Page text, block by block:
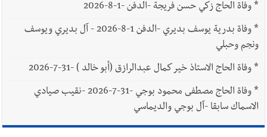
*وفاة الحاج زكي حسن فريجة -الدفن -1-8-2026
*
وفاة بدرية يوسف بديري -الدفن 1-8-2026 - آل بديري ويوسف
ونجم وحبلي
*وفاة الحاج الاستاذ خير كمال عبدالرازق (أبو خالد ) -31-7-2026
*
وفاة الحاج مصطفى محمود بوجي -31-7-2026 -نقيب صيادي
الاسماك سابقا -آل بوجي والديماسي